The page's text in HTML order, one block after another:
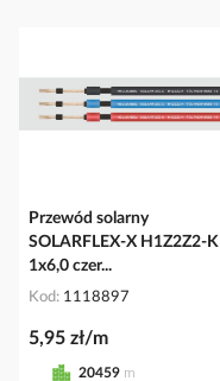
Przewód solarny
SOLARFLEX-X H1Z2Z2-K
1x6,0 czer...
Kod 1118897
5,95 zł/m
20459 m